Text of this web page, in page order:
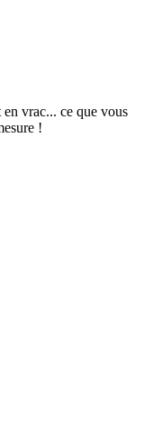
en vrac... ce que vous
!